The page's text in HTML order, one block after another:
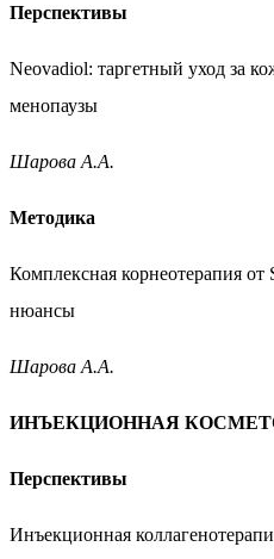
Перспективы
Neovadiol: таргетный уход за
менопаузы
Шарова А.А.
Методика
Комплексная корнеотерапия от
нюансы
Шарова А.А.
ИНЪЕКЦИОННАЯ
Перспективы
Инъекционная